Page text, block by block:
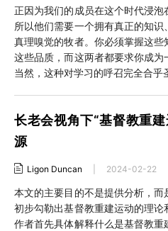
正因为我们的成员在这个时代浸泡
所以他们需要一个拥有真正的知识
真理嗅觉的牧者。你必须掌握这些
这些品质，而这两者都要求你成为
当然，这种对学习的呼召完全合乎
长老会视角下“基督教重
源
Ligon Duncan 2024-02-22
本文的主要目的不是提供分析，而
初步勾勒出基督教重建运动的理论
作者首先具体解释什么是基督教重